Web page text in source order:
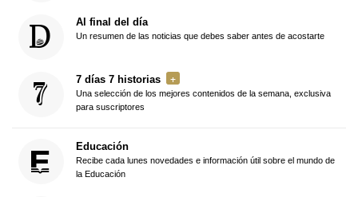
Al final del día
Un resumen de las noticias que debes saber antes de acostarte
7 días 7 historias
Una selección de los mejores contenidos de la semana, exclusiva
para suscriptores
Educación
Recibe cada lunes novedades e información útil sobre el mundo de
la Educación